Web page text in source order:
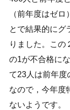
（前年度はゼ
とで結果的にグ
りました。この
の1が不合格に
て23人は前年度
なので，今年度
ないようです。